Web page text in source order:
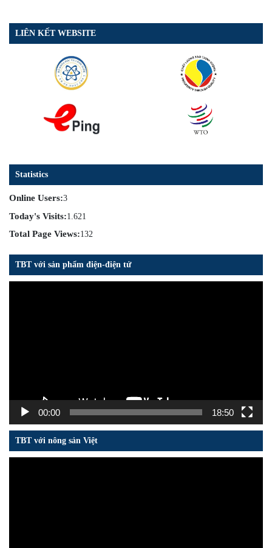
LIÊN KẾT WEBSITE
Statistics
Online Users:3
Today's Visits:1.621
Total Page Views:132
TBT với sản phẩm điện-điện tử
00:00 18:50
TBT với nông sản Việt